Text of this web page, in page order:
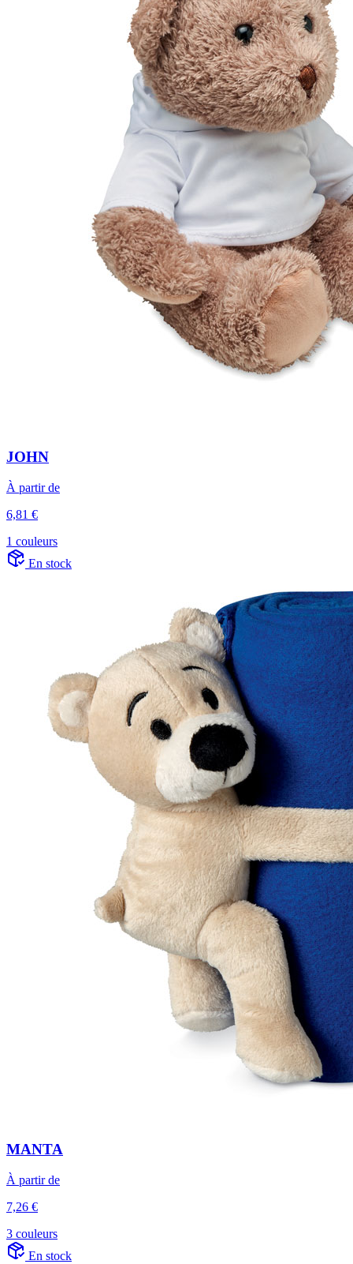
JOHN
À partir de
6,81 €
1 couleurs
En stock
MANTA
À partir de
7,26 €
3 couleurs
En stock